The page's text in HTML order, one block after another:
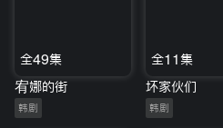
全49集
宥娜的街
韩剧
全11集
坏家伙们
韩剧